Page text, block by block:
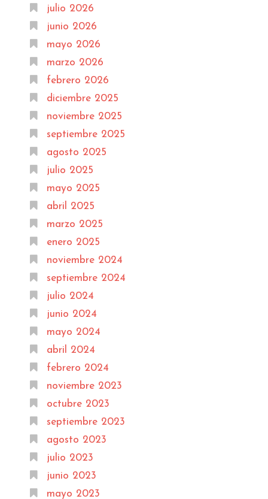
julio 2026
junio 2026
mayo 2026
marzo 2026
febrero 2026
diciembre 2025
noviembre 2025
septiembre 2025
agosto 2025
julio 2025
mayo 2025
abril 2025
marzo 2025
enero 2025
noviembre 2024
septiembre 2024
julio 2024
junio 2024
mayo 2024
abril 2024
febrero 2024
noviembre 2023
octubre 2023
septiembre 2023
agosto 2023
julio 2023
junio 2023
mayo 2023